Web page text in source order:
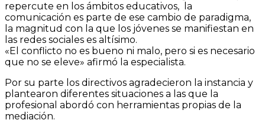
repercute en los ámbitos educativos, la
comunicación es parte de ese cambio de paradigma,
la magnitud con la que los jóvenes se manifiestan en
las redes sociales es altísimo.
«El conflicto no es bueno ni malo, pero si es necesario
que no se eleve» afirmó la especialista.
Por su parte los directivos agradecieron la instancia y
plantearon diferentes situaciones a las que la
profesional abordó con herramientas propias de la
mediación.